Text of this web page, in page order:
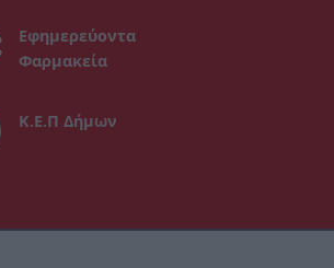
Εφημερεύοντα
Φαρμακεία
Κ.Ε.Π Δήμων